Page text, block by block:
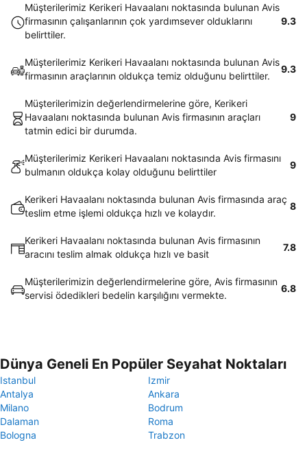
Müşterilerimiz Kerikeri Havaalanı noktasında bulunan Avis
firmasının çalışanlarının çok yardımsever olduklarını
belirttiler.
9.3
Müşterilerimiz Kerikeri Havaalanı noktasında bulunan Avis
firmasının araçlarının oldukça temiz olduğunu belirttiler.
9.3
Müşterilerimizin değerlendirmelerine göre, Kerikeri
Havaalanı noktasında bulunan Avis firmasının araçları
tatmin edici bir durumda.
9
Müşterilerimiz Kerikeri Havaalanı noktasında Avis firmasını
bulmanın oldukça kolay olduğunu belirttiler
9
Kerikeri Havaalanı noktasında bulunan Avis firmasında araç
teslim etme işlemi oldukça hızlı ve kolaydır.
8
Kerikeri Havaalanı noktasında bulunan Avis firmasının
aracını teslim almak oldukça hızlı ve basit
7.8
Müşterilerimizin değerlendirmelerine göre, Avis firmasının
servisi ödedikleri bedelin karşılığını vermekte.
6.8
Dünya Geneli En Popüler Seyahat Noktaları
Istanbul
Izmir
Antalya
Ankara
Milano
Bodrum
Dalaman
Roma
Bologna
Trabzon